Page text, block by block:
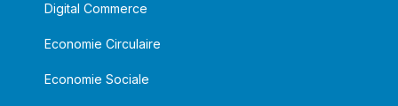
Digital Commerce
Economie Circulaire
Economie Sociale